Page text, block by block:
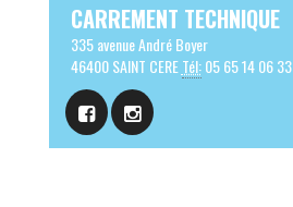
CARREMENT TECHNIQUE
335 avenue André Boyer
46400 SAINT CERETél:05 65 14 06 33